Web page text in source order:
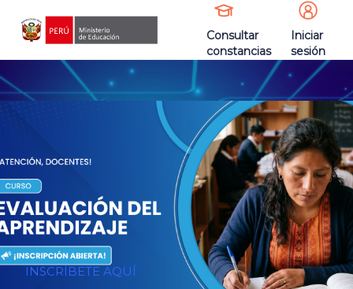
Consultar
constancias
Iniciar
sesión
INSCRÍBETE AQUÍ